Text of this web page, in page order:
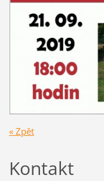
« Zpět
Kontakt